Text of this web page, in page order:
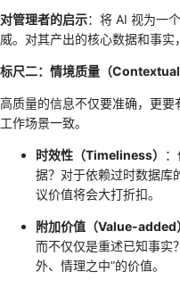
对管理者的启示：将 AI 视为一
威。对其产出的核心数据和事实
标尺二：情境质量（Contextual
高质量的信息不仅要准确，更
工作场景一致。
时效性（Timeliness）
据？对于依赖过时数据库
议价值将会大打折扣。
附加价值（Value-added
而不仅仅是重述已知事实
外、情理之中”的价值。